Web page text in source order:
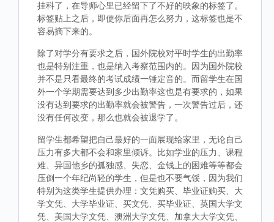
挂科了，在导师心里已经留下了不好的映象的标签了。
标签贴上之后，即使你后面再怎么努力，这标签也是不
容易摘下来的。
除了对学分有要求之后，国外院校对平时学生的出勤率
也是特别注重，也是纳入考察范围内的。因为国外院校
并不是只看最终的考试成绩一锤定音的。而留学生在国
外一个学期需要达到多少出勤率这也是有要求的，如果
没有达到要求的出勤率就会被警告，一次警告过后，还
没有任何改变，那么也就会被退学了。
留学生都希望把自己最好的一面展现给家里，无论自己
压力有多大都不会和家里倾诉。比如学业的压力、课程
难、异国他乡的孤独感、失恋、金钱上的困难等等都会
压倒一个年纪尚轻的学生，但是也不要气馁，因为我们
特别为这类学生提供办理：文凭购买、毕业证购买、大
学文凭、大学毕业证、买文凭、买毕业证、英国大学文
凭、美国大学文凭、澳洲大学文凭、加拿大大学文凭、